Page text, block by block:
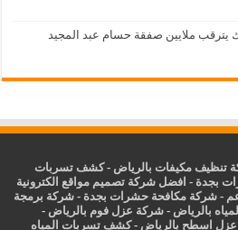
يترقب ملايين صفقة حسام عبد المجيد
تنظيف مكيفات بالرياض -كشف تسربات
بجدة - افضل شركة تصميم مواقع الكترونية
-شركة مكافحة حشرات بجدة -شركة برمجة
بالرياض -شركة عزل فوم بالرياض -
اسطح بالرياض -كشف تسربات المياه